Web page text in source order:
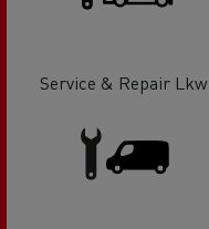
Service & Repair Lkw